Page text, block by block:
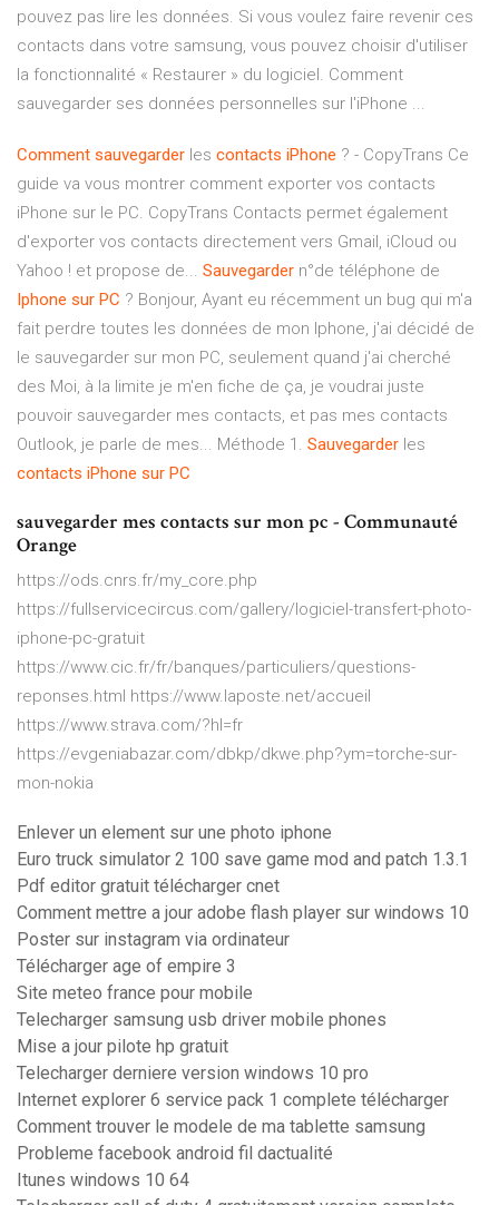
pouvez pas lire les données. Si vous voulez faire revenir ces
contacts dans votre samsung, vous pouvez choisir d'utiliser
la fonctionnalité « Restaurer » du logiciel. Comment
sauvegarder ses données personnelles sur l'iPhone ...
Comment sauvegarder les contacts iPhone ? - CopyTrans Ce
guide va vous montrer comment exporter vos contacts
iPhone sur le PC. CopyTrans Contacts permet également
d'exporter vos contacts directement vers Gmail, iCloud ou
Yahoo ! et propose de... Sauvegarder n°de téléphone de
Iphone sur PC ? Bonjour, Ayant eu récemment un bug qui m'a
fait perdre toutes les données de mon Iphone, j'ai décidé de
le sauvegarder sur mon PC, seulement quand j'ai cherché
des Moi, à la limite je m'en fiche de ça, je voudrai juste
pouvoir sauvegarder mes contacts, et pas mes contacts
Outlook, je parle de mes... Méthode 1. Sauvegarder les
contacts iPhone sur PC
sauvegarder mes contacts sur mon pc - Communauté
Orange
https://ods.cnrs.fr/my_core.php
https://fullservicecircus.com/gallery/logiciel-transfert-photo-
iphone-pc-gratuit
https://www.cic.fr/fr/banques/particuliers/questions-
reponses.html https://www.laposte.net/accueil
https://www.strava.com/?hl=fr
https://evgeniabazar.com/dbkp/dkwe.php?ym=torche-sur-
mon-nokia
Enlever un element sur une photo iphone
Euro truck simulator 2 100 save game mod and patch 1.3.1
Pdf editor gratuit télécharger cnet
Comment mettre a jour adobe flash player sur windows 10
Poster sur instagram via ordinateur
Télécharger age of empire 3
Site meteo france pour mobile
Telecharger samsung usb driver mobile phones
Mise a jour pilote hp gratuit
Telecharger derniere version windows 10 pro
Internet explorer 6 service pack 1 complete télécharger
Comment trouver le modele de ma tablette samsung
Probleme facebook android fil dactualité
Itunes windows 10 64